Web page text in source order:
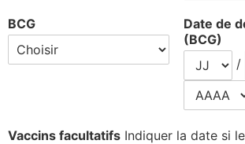
BCG
Date de
(BCG)
/
Vaccins facultatifs Indiquer la date si